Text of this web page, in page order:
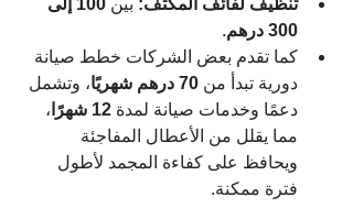
300 درهم
.
كما تقدم بعض الشركات خطط صيانة
دورية تبدأ من 70 درهم شهريًا
، وتشمل
دعمًا وخدمات صيانة لمدة 12 شهرًا
،
مما يقلل من الأعطال المفاجئة
ويحافظ على كفاءة المجمد لأطول
فترة ممكنة.